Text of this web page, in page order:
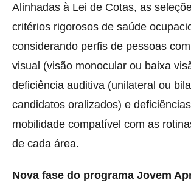
Alinhadas à Lei de Cotas, as
critérios rigorosos de saúde
considerando perfis de pessoas
visual (visão monocular ou baixa
deficiência auditiva (unilateral ou
candidatos oralizados) e
mobilidade compatível com as
de cada área.
Nova fase do programa Jovem